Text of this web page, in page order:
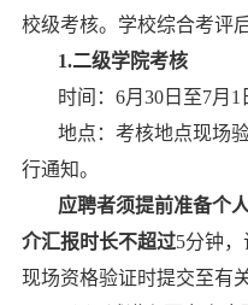
校级考核。 学校综合考评
1.二级学院考核
时间： 6月 30日至7月1
地点：考核地点现场
行通知。
应聘者须提前准备个
介汇报时长不超过5分钟
现场资格验证时提交至有